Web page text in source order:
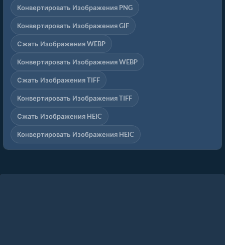
Конвертировать Изображения PNG
Конвертировать Изображения GIF
Сжать Изображения WEBP
Конвертировать Изображения WEBP
Сжать Изображения TIFF
Конвертировать Изображения TIFF
Сжать Изображения HEIC
Конвертировать Изображения HEIC